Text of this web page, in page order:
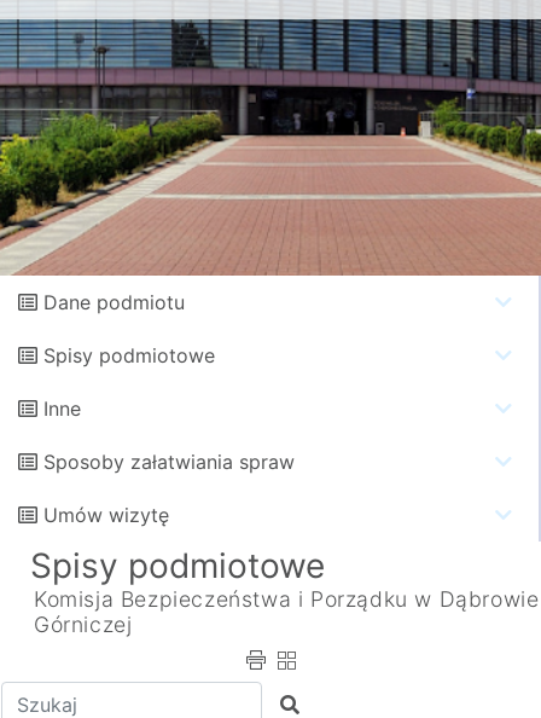
Dane podmiotu
Spisy podmiotowe
Inne
Sposoby załatwiania spraw
Umów wizytę
Spisy podmiotowe
Komisja Bezpieczeństwa i Porządku w Dąbrowie
Górniczej
Wpisz tekst do wyszukania Szukaj